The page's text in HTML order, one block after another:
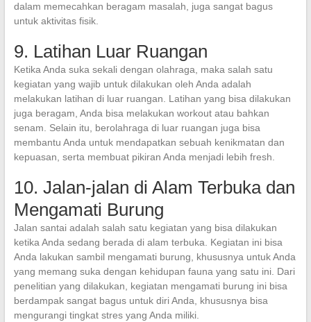
dalam memecahkan beragam masalah, juga sangat bagus
untuk aktivitas fisik.
9. Latihan Luar Ruangan
Ketika Anda suka sekali dengan olahraga, maka salah satu
kegiatan yang wajib untuk dilakukan oleh Anda adalah
melakukan latihan di luar ruangan. Latihan yang bisa dilakukan
juga beragam, Anda bisa melakukan workout atau bahkan
senam. Selain itu, berolahraga di luar ruangan juga bisa
membantu Anda untuk mendapatkan sebuah kenikmatan dan
kepuasan, serta membuat pikiran Anda menjadi lebih fresh.
10. Jalan-jalan di Alam Terbuka dan
Mengamati Burung
Jalan santai adalah salah satu kegiatan yang bisa dilakukan
ketika Anda sedang berada di alam terbuka. Kegiatan ini bisa
Anda lakukan sambil mengamati burung, khususnya untuk Anda
yang memang suka dengan kehidupan fauna yang satu ini. Dari
penelitian yang dilakukan, kegiatan mengamati burung ini bisa
berdampak sangat bagus untuk diri Anda, khususnya bisa
mengurangi tingkat stres yang Anda miliki.